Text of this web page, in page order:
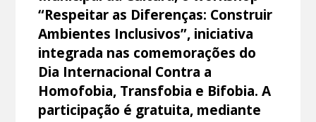
“Respeitar as Diferenças: Construir
Ambientes Inclusivos”, iniciativa
integrada nas comemorações do
Dia Internacional Contra a
Homofobia, Transfobia e Bifobia. A
participação é gratuita, mediante